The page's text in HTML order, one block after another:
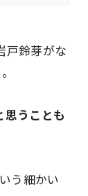
戸鈴芽がな
思うことも
う細かい